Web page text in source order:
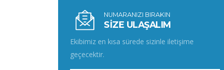
NUMARANIZI BIRAKIN
SİZE ULAŞALIM
Ekibimiz en kısa sürede sizinle iletişime
geçecektir.